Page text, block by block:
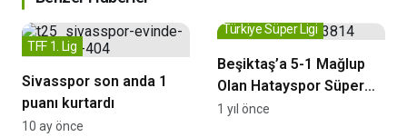
Sivasspor son anda 1
puanı kurtardı
TFF 1. Lig
10 ay önce
Beşiktaş’a 5-1 Mağlup
Olan Hatayspor Süper
Lige Veda Etti
Türkiye Süper Ligi
1 yıl önce